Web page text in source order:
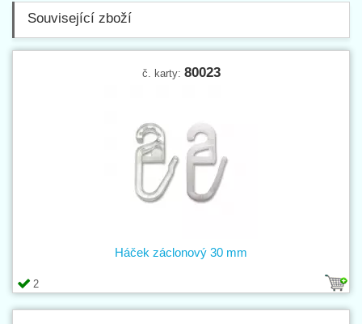
Související zboží
č. karty: 80023
2
Háček záclonový 30 mm